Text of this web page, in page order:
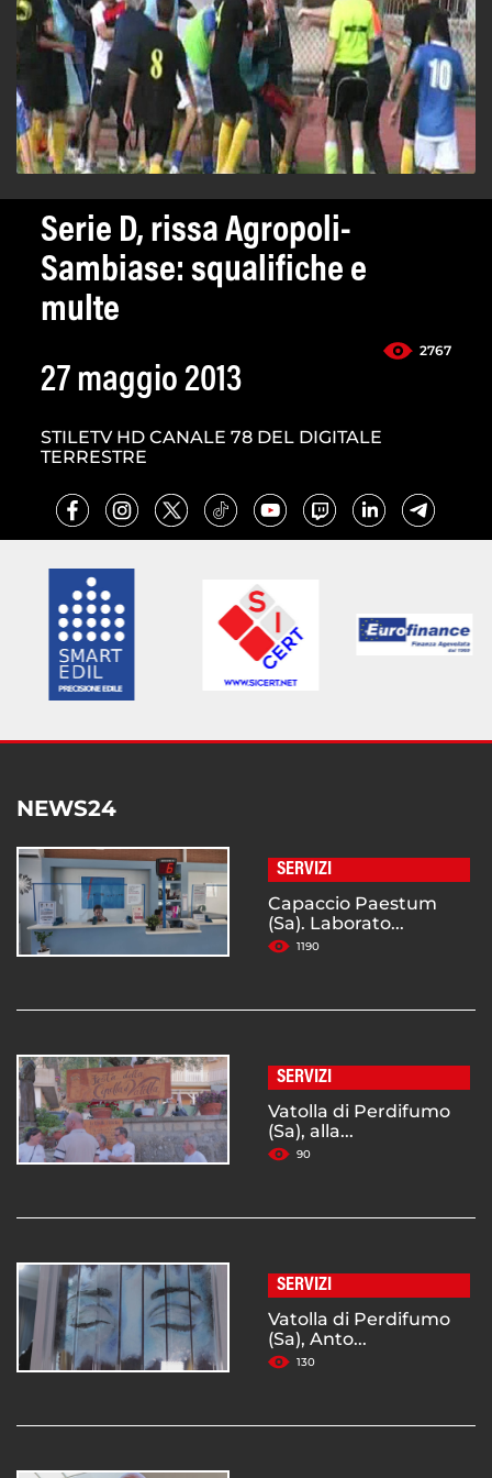
Serie D, rissa Agropoli-
Sambiase: squalifiche e
multe
2767
27 maggio 2013
STILETV HD CANALE 78 DEL DIGITALE
TERRESTRE
NEWS24
SERVIZI
Capaccio Paestum
(Sa). Laborato...
1190
SERVIZI
Vatolla di Perdifumo
(Sa), alla...
90
SERVIZI
Vatolla di Perdifumo
(Sa), Anto...
130